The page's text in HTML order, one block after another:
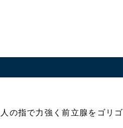
の指で力強く前立腺をゴリゴ